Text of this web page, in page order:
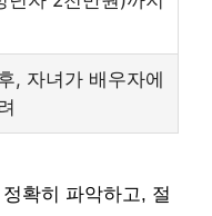
, 자녀가 배우자에
확히 파악하고, 절